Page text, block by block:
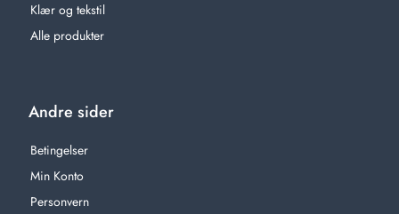
Klær og tekstil
Alle produkter
Andre sider
Betingelser
Min Konto
Personvern